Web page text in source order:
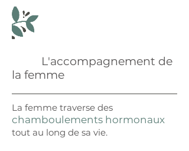
L'accompagnement de
la femme
La femme traverse des
chamboulements hormonaux
tout au long de sa vie.